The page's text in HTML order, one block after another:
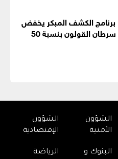
برنامج الكشف المبكر يخفض
وفيات سرطان القولون بنسبة 50
الشؤون
الأمنية
الشؤون
الإقتصادية
البنوك و
الرياضة